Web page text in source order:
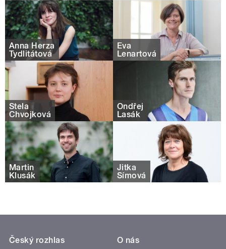
Anna Herza
Tydlitátová
Eva
Lenartová
Stela
Chvojková
Ondřej
Lasák
Martin
Klusák
Jitka
Šímová
Český rozhlas
O nás